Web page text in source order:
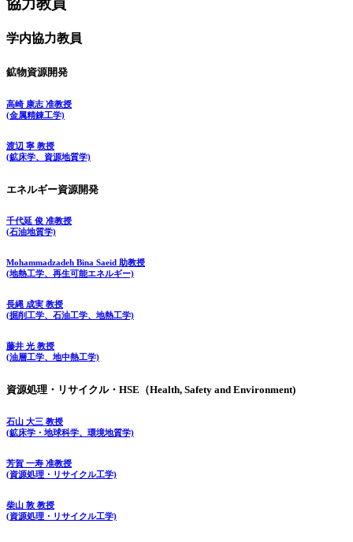
協力教員
学内協力教員
鉱物資源開発
高崎 康志 准教授
(金属精錬工学)
渡辺 寧 教授
(鉱床学、資源地質学)
エネルギー資源開発
千代延 俊 准教授
(石油地質学)
Mohammadzadeh Bina Saeid 助教授
(地熱工学、再生可能エネルギー)
長縄 成実 教授
(掘削工学、石油工学、地熱工学)
藤井 光 教授
(油層工学、地中熱工学)
資源処理・リサイクル・HSE（Health, Safety and Environment)
石山 大三 教授
(鉱床学・地球科学、環境地質学)
芳賀 一寿 准教授
(資源処理・リサイクル工学)
柴山 敦 教授
(資源処理・リサイクル工学)